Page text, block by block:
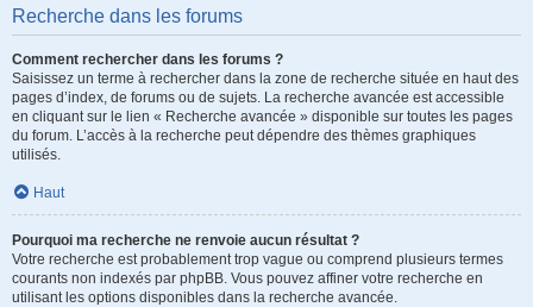
Recherche dans les forums
Comment rechercher dans les forums ?
Saisissez un terme à rechercher dans la zone de recherche située en haut des
pages d’index, de forums ou de sujets. La recherche avancée est accessible
en cliquant sur le lien « Recherche avancée » disponible sur toutes les pages
du forum. L’accès à la recherche peut dépendre des thèmes graphiques
utilisés.
Haut
Pourquoi ma recherche ne renvoie aucun résultat ?
Votre recherche est probablement trop vague ou comprend plusieurs termes
courants non indexés par phpBB. Vous pouvez affiner votre recherche en
utilisant les options disponibles dans la recherche avancée.